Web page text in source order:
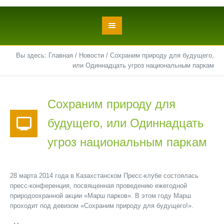
Вы здесь: Главная / Новости / Сохраним природу для будущего,
или Одиннадцать угроз национальным паркам
Сохраним природу для
будущего, или Одиннадцать
угроз национальным паркам
28 марта 2014 года в Казахстанском Пресс-клубе состоялась
пресс-конференция, посвященная проведению ежегодной
природоохранной акции «Марш парков». В этом году Марш
проходит под девизом «Сохраним природу для будущего!».